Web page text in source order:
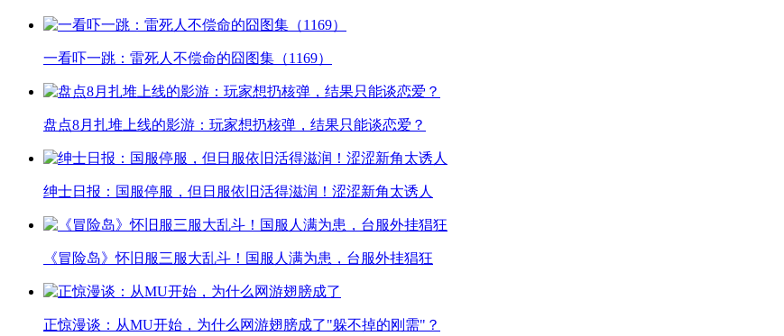
一看吓一跳：雷死人不偿命的囧图集（1169）
盘点8月扎堆上线的影游：玩家想扔核弹，结果只能谈恋爱？
绅士日报：国服停服，但日服依旧活得滋润！涩涩新角太诱人
《冒险岛》怀旧服三服大乱斗！国服人满为患，台服外挂猖狂
正惊漫谈：从MU开始，为什么网游翅膀成了"躲不掉的刚需"？